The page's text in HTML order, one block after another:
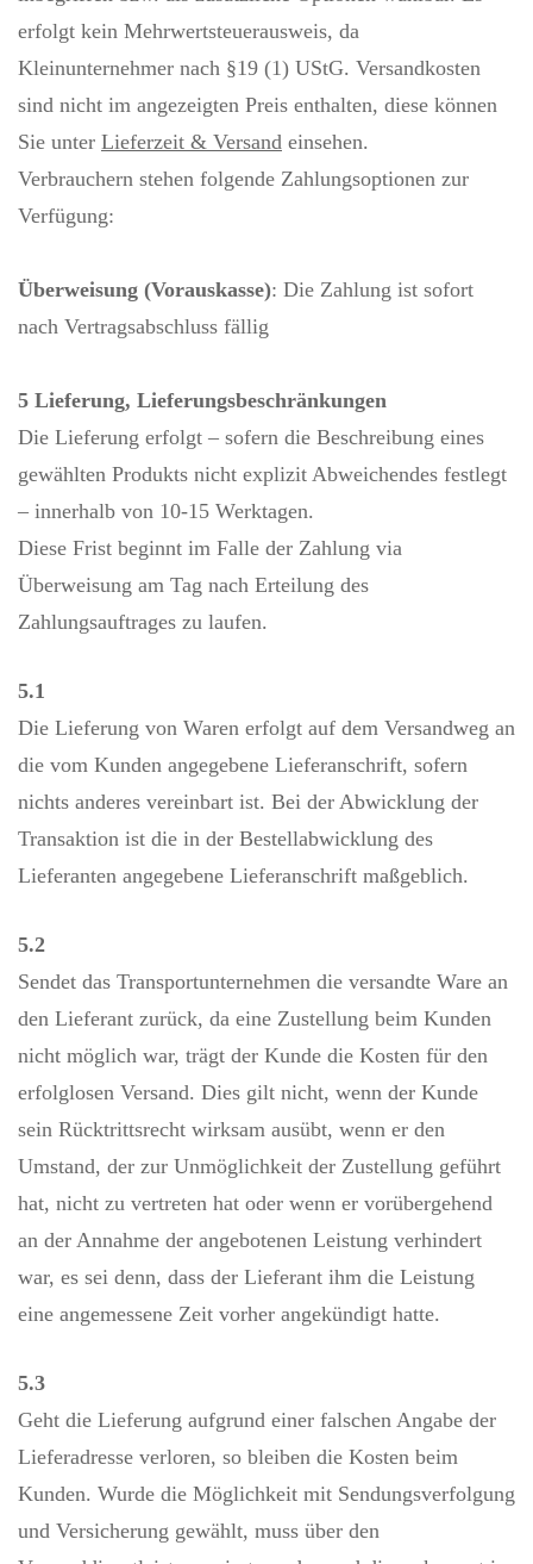
erfolgt kein Mehrwertsteuerausweis, da
Kleinunternehmer nach §19 (1) UStG. Versandkosten
sind nicht im angezeigten Preis enthalten, diese können
Sie unter Lieferzeit & Versand einsehen.
Verbrauchern stehen folgende Zahlungsoptionen zur
Verfügung:
Überweisung (Vorauskasse): Die Zahlung ist sofort
nach Vertragsabschluss fällig
5 Lieferung, Lieferungsbeschränkungen
Die Lieferung erfolgt – sofern die Beschreibung eines
gewählten Produkts nicht explizit Abweichendes festlegt
– innerhalb von 10-15 Werktagen.
Diese Frist beginnt im Falle der Zahlung via
Überweisung am Tag nach Erteilung des
Zahlungsauftrages zu laufen.
5.1
Die Lieferung von Waren erfolgt auf dem Versandweg an
die vom Kunden angegebene Lieferanschrift, sofern
nichts anderes vereinbart ist. Bei der Abwicklung der
Transaktion ist die in der Bestellabwicklung des
Lieferanten angegebene Lieferanschrift maßgeblich.
5.2
Sendet das Transportunternehmen die versandte Ware an
den Lieferant zurück, da eine Zustellung beim Kunden
nicht möglich war, trägt der Kunde die Kosten für den
erfolglosen Versand. Dies gilt nicht, wenn der Kunde
sein Rücktrittsrecht wirksam ausübt, wenn er den
Umstand, der zur Unmöglichkeit der Zustellung geführt
hat, nicht zu vertreten hat oder wenn er vorübergehend
an der Annahme der angebotenen Leistung verhindert
war, es sei denn, dass der Lieferant ihm die Leistung
eine angemessene Zeit vorher angekündigt hatte.
5.3
Geht die Lieferung aufgrund einer falschen Angabe der
Lieferadresse verloren, so bleiben die Kosten beim
Kunden. Wurde die Möglichkeit mit Sendungsverfolgung
und Versicherung gewählt, muss über den